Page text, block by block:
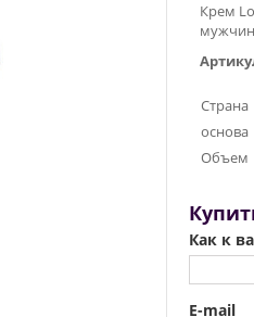
Крем
Страна
основа
Объем
Как к
E-mail